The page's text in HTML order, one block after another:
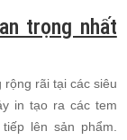
trọng nhất
rãi tại các siêu
in tạo ra các tem
lên sản phẩm.